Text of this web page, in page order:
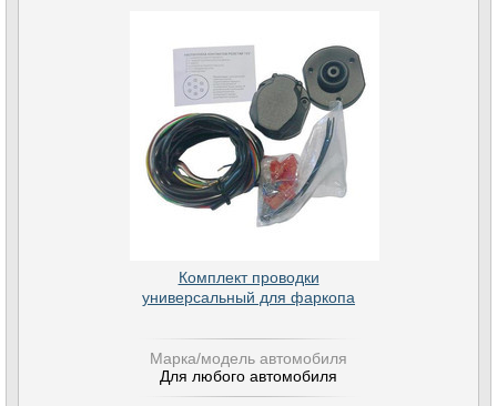
Комплект проводки
универсальный для фаркопа
Марка/модель автомобиля
Для любого автомобиля